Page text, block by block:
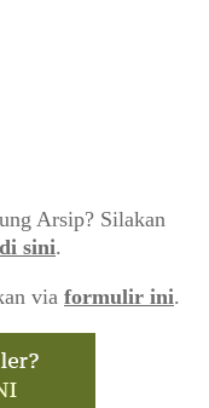
Arsip? Silakan
di sini.
via formulir ini.